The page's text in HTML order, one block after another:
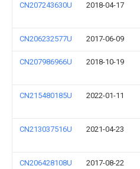
CN207243630U 2018-04-17
CN206232577U 2017-06-09
CN207986966U 2018-10-19
CN215480185U 2022-01-11
CN213037516U 2021-04-23
CN206428108U 2017-08-22